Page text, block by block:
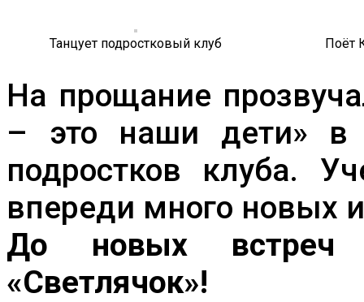
Танцует подростковый клуб Поёт
На прощание
– это наши дети» в
подростков клуба.
впереди много новых
До новых встреч
«Светлячок»!